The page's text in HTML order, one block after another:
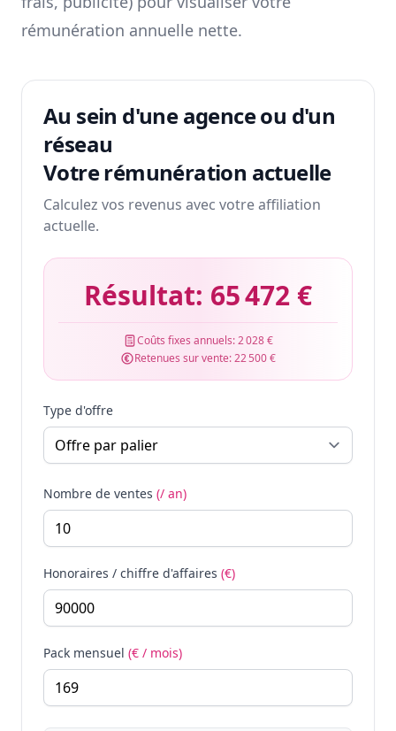
rémunération annuelle nette.
Au sein d'une agence ou d'un
réseau
Votre rémunération actuelle
Calculez vos revenus avec votre affiliation
actuelle.
Résultat: 65 472 €
Coûts fixes annuels:2 028 €
Retenues sur vente:22 500 €
Type d'offre
Nombre de ventes (/ an)
Honoraires / chiffre d'affaires (€)
Pack mensuel (€ / mois)